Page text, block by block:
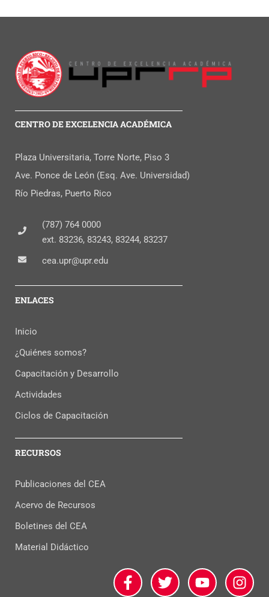
CENTRO DE EXCELENCIA ACADÉMICA
Plaza Universitaria, Torre Norte, Piso 3
Ave. Ponce de León (Esq. Ave. Universidad)
Río Piedras, Puerto Rico
(787) 764 0000
ext. 83236, 83243, 83244, 83237
cea.upr@upr.edu
ENLACES
Inicio
¿Quiénes somos?
Capacitación y Desarrollo
Actividades
Ciclos de Capacitación
RECURSOS
Publicaciones del CEA
Acervo de Recursos
Boletines del CEA
Material Didáctico